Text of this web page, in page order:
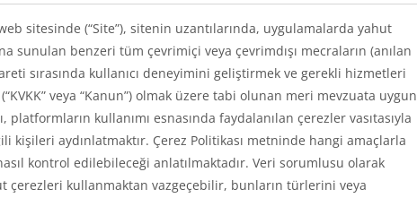
sitesinde (“Site”), sitenin uzantılarında, uygulamalarda yahut
sunulan benzeri tüm çevrimiçi veya çevrimdışı mecraların (anılan
sırasında kullanıcı deneyimini geliştirmek ve gerekli hizmetleri
veya “Kanun”) olmak üzere tabi olunan meri mevzuata uygun
kullanımı esnasında faydalanılan çerezler vasıtasıyla
aydınlatmaktır. Çerez Politikası metninde hangi amaçlarla
kontrol edilebileceği anlatılmaktadır. Veri sorumlusu olarak
çerezleri kullanmaktan vazgeçebilir, bunların türlerini veya